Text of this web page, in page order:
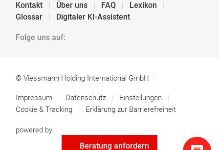
Beratung anfordern
Kontakt Über uns FAQ
Lexikon
Glossar
Digitaler KI-Assistent
Folge uns auf:
© Viessmann Holding International GmbH
Impressum Datenschutz
Einstellungen
Cookie & Tracking
Erklärung zur Barrierefreiheit
powered by